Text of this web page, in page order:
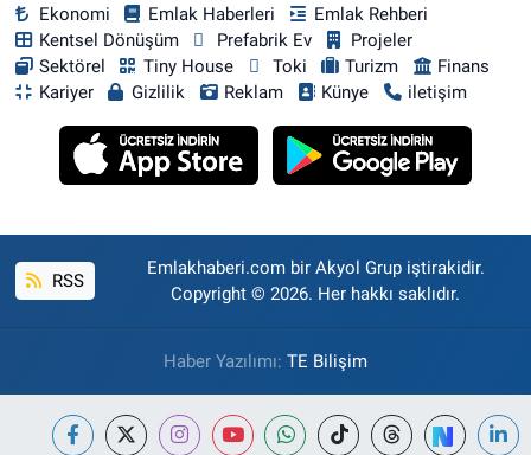
Ekonomi Emlak Haberleri
Emlak Rehberi
Kentsel Dönüşüm
Prefabrik Ev
Projeler
Sektörel
Tiny House Toki Turizm
Finans
Kariyer
Gizlilik Reklam Künye iletişim
RSS
Emlakhaberi.com bir Akyol Grup iştirakidir.
Copyright © 2026. Her hakkı saklıdır.
Haber Yazılımı: TE Bilişim